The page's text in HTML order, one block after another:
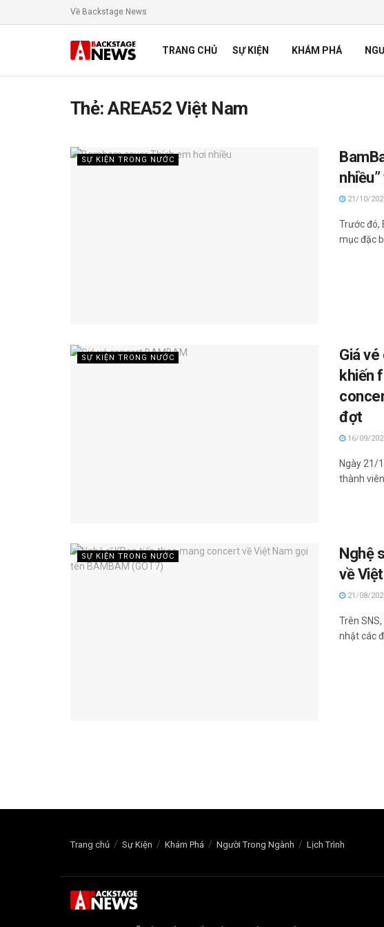
Về Backstage News
TRANG CHỦ SỰ KIỆN KHÁM PHÁ
Thẻ:AREA52 Việt Nam
SỰ KIỆN TRONG NƯỚC
21/10/
Trước đó,
mục đặc
SỰ KIỆN TRONG NƯỚC
Giá
khiến
đợt
16/09/
Ngày 21/
thành
SỰ KIỆN TRONG NƯỚC
Nghệ
về
21/08/
Trên
nhật các
Trang chủ Sự Kiện Khám Phá Người Trong Ngành Lịch Trình